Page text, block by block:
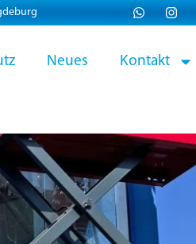
Neues Kontakt